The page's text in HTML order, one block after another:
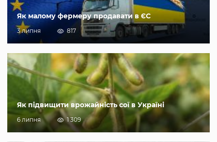
Як малому фермеру продавати в ЄС
3 липня 817
Як підвищити врожайність сої в Україні
6 липня 1 309